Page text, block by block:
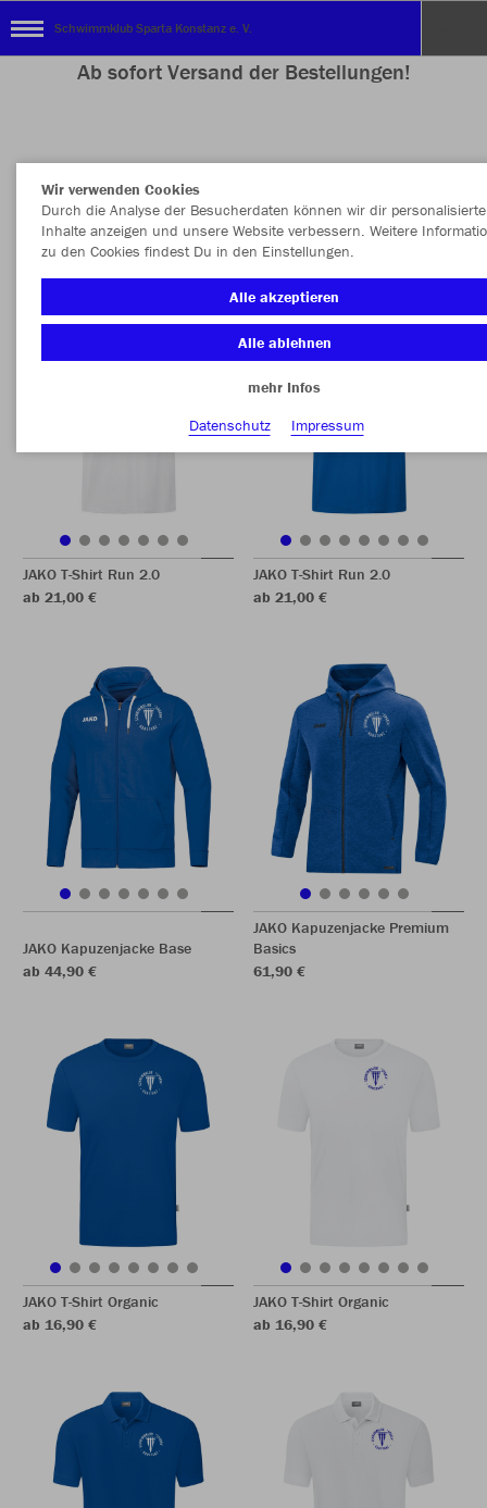
Schwimmklub Sparta Konstanz e. V.
Ab sofort Versand der Bestellungen!
JAKO T-Shirt Run 2.0
ab 21,00 €
JAKO T-Shirt Run 2.0
ab 21,00 €
JAKO Kapuzenjacke Base
ab 44,90 €
JAKO Kapuzenjacke Premium
Basics
61,90 €
JAKO T-Shirt Organic
ab 16,90 €
JAKO T-Shirt Organic
ab 16,90 €
Wir verwenden Cookies
Durch die Analyse der Besucherdaten können wir dir personalisierte
Inhalte anzeigen und unsere Website verbessern. Weitere
zu den Cookies findest Du in den Einstellungen.
Alle akzeptieren
Alle ablehnen
mehr Infos
Datenschutz
Impressum